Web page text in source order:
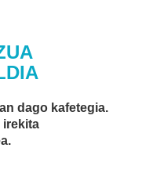
dago kafetegia.
irekita